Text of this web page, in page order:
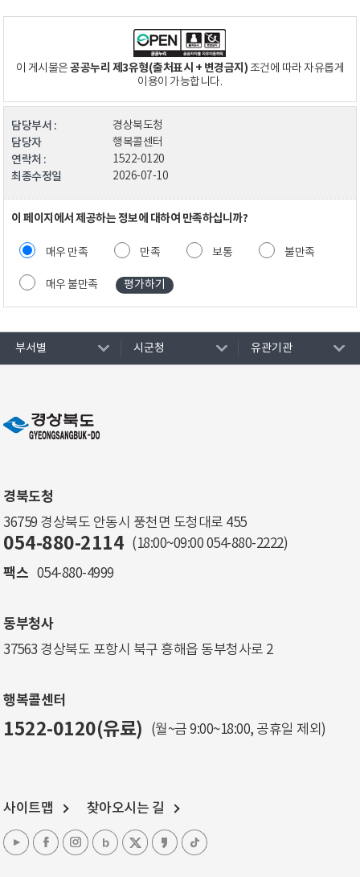
이 게시물은공공누리 제3유형(출처표시 + 변경금지)조건에 따라 자유롭게
이용이 가능합니다.
담당부서 : 경상북도청
담당자 행복콜센터
연락처 : 1522-0120
최종수정일 2026-07-10
이 페이지에서 제공하는 정보에 대하여 만족하십니까?
매우 만족 만족 보통 불만족
매우 불만족
부서별 시군청 유관기관
경북도청
36759 경상북도 안동시 풍천면 도청대로 455
054-880-2114 (18:00~09:00 054-880-2222)
팩스 054-880-4999
동부청사
37563 경상북도 포항시 북구 흥해읍 동부청사로 2
행복콜센터
1522-0120(유료) (월~금 9:00~18:00, 공휴일 제외)
사이트맵 찾아오시는 길